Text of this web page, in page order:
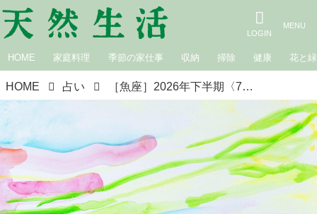
HOME 家庭料理 季節の家仕事 収納 掃除 健康 花と緑
HOME 占い ［魚座］2026年下半期〈7月・8月・9月の運勢〉夏の星占い｜suuuiの星の道しるべ